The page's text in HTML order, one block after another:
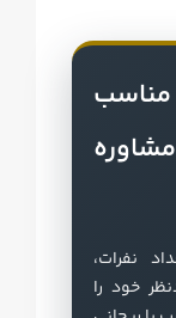
نفرات،
خود را